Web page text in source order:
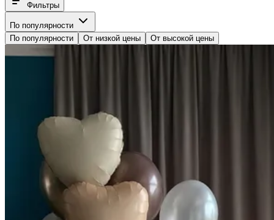
Фильтры
По популярности
По популярности
От низкой цены От высокой цены